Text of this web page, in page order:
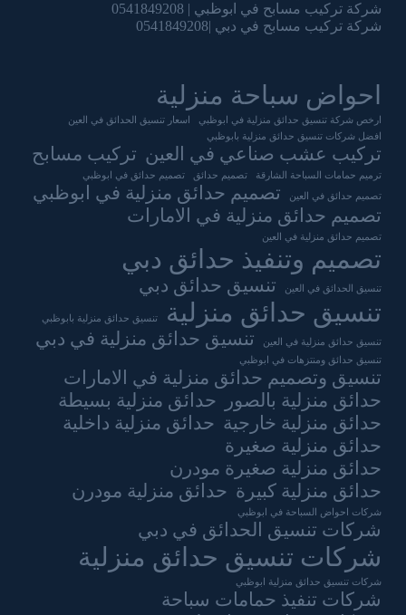
شركة تركيب مسابح في ابوظبي | 0541849208
شركة تركيب مسابح في دبي |0541849208
احواض سباحة منزلية
ارخص شركة تنسيق حدائق منزلية في ابوظبي
اسعار تنسيق الحدائق في العين
افضل شركات تنسيق حدائق منزلية بابوظبي
تركيب عشب صناعي في العين تركيب مسابح
ترميم حمامات السباحة الشارقة تصميم حدائق تصميم حدائق في ابوظبي
تصميم حدائق في العين
تصميم حدائق منزلية في ابوظبي
تصميم حدائق منزلية في الامارات
تصميم حدائق منزلية في العين
تصميم وتنفيذ حدائق دبي
تنسيق الحدائق في العين تنسيق حدائق دبي
تنسيق حدائق منزلية تنسيق حدائق منزلية بابوظبي
تنسيق حدائق منزلية في العين تنسيق حدائق منزلية في دبي
تنسيق حدائق ومنتزهات في ابوظبي
تنسيق وتصميم حدائق منزلية في الامارات
حدائق منزلية بالصور
حدائق منزلية بسيطة
حدائق منزلية خارجية حدائق منزلية داخلية
حدائق منزلية صغيرة
حدائق منزلية صغيرة مودرن
حدائق منزلية كبيرة حدائق منزلية مودرن
شركات احواض السباحة في ابوظبي
شركات تنسيق الحدائق في دبي
شركات تنسيق حدائق منزلية
شركات تنسيق حدائق منزلية ابوظبي
شركات تنفيذ حمامات سباحة